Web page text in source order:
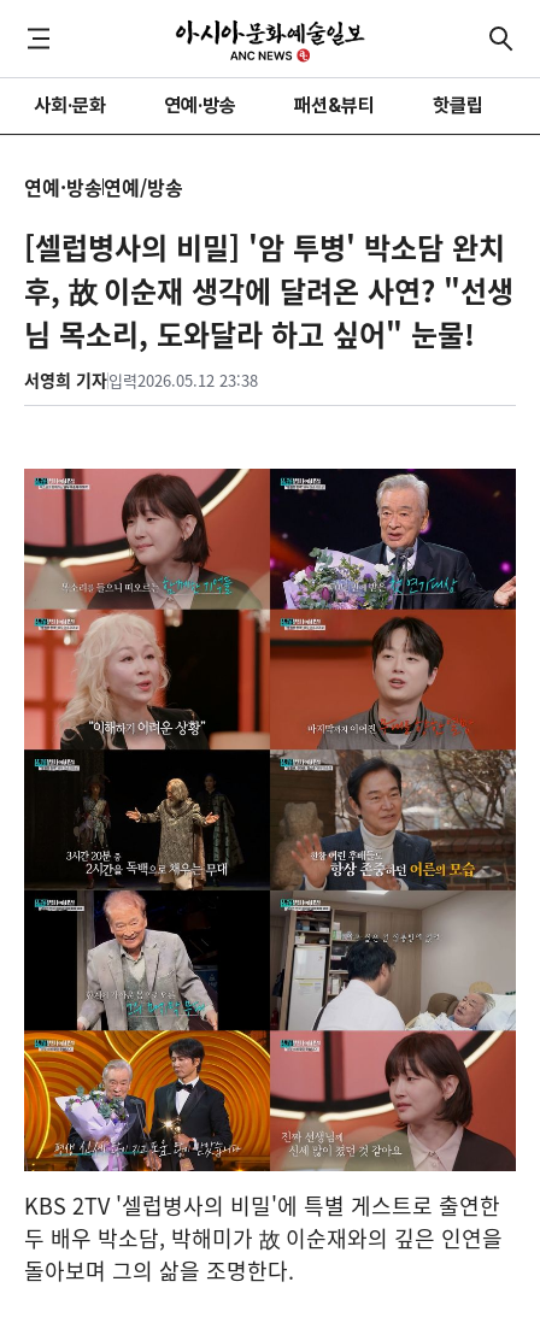
사회·문화 연예·방송 패션&뷰티 핫클립
연예·방송연예/방송
[셀럽병사의 비밀] '암 투병' 박소담 완치
후, 故 이순재 생각에 달려온 사연? "선생
님 목소리, 도와달라 하고 싶어" 눈물!
서영희 기자입력2026.05.12 23:38
KBS 2TV '셀럽병사의 비밀'에 특별 게스트로 출연한
두 배우 박소담, 박해미가 故 이순재와의 깊은 인연을
돌아보며 그의 삶을 조명한다.